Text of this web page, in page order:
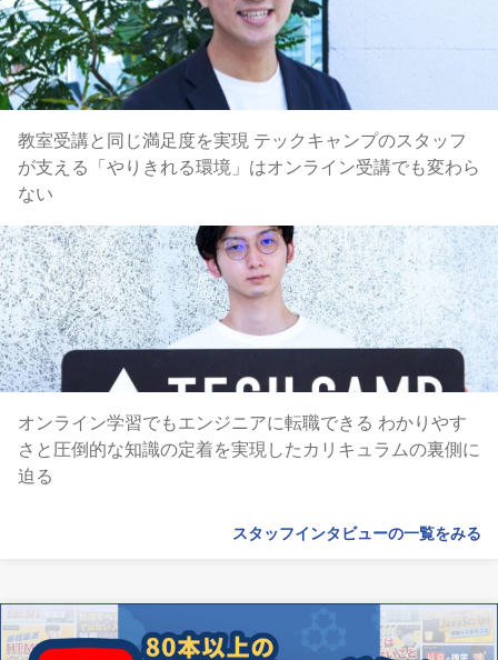
教室受講と同じ満足度を実現 テックキャンプのスタッフ
が支える「やりきれる環境」はオンライン受講でも変わら
ない
オンライン学習でもエンジニアに転職できる わかりやす
さと圧倒的な知識の定着を実現したカリキュラムの裏側に
迫る
スタッフインタビューの一覧をみる